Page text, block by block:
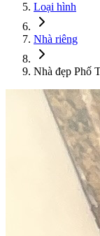
Loại hình
Nhà riêng
Nhà đẹp Phố